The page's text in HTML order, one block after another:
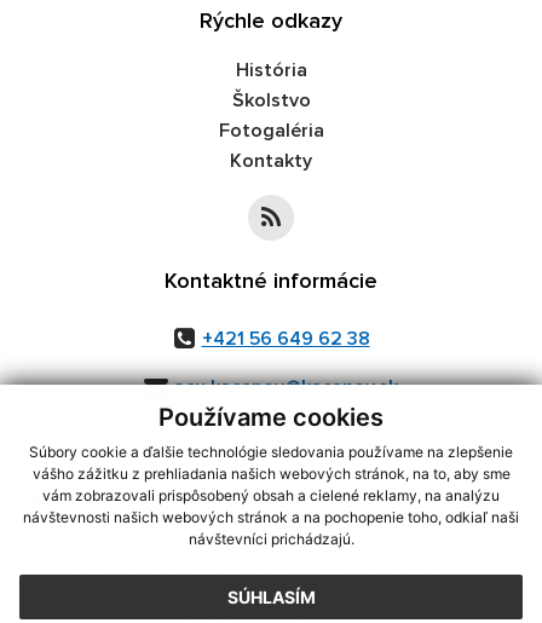
Používame cookies
Súbory cookie a ďalšie technológie sledovania používame na zlepšenie
vášho zážitku z prehliadania našich webových stránok, na to, aby sme
vám zobrazovali prispôsobený obsah a cielené reklamy, na analýzu
návštevnosti našich webových stránok a na pochopenie toho, odkiaľ naši
návštevníci prichádzajú.
SÚHLASÍM
Rýchle odkazy
História
Školstvo
Fotogaléria
Kontakty
Kontaktné informácie
+421 56 649 62 38
ocu.kacanov@kacanov.sk
využite možnosť získavania aktuálnych informácií s využitím RSS
CMS systém (redakčný) systém ECHELON 2,Mapa stránok,web portál
webex.digital, s.r.o.,domény,registrácia domény
Posledná aktualizácia:06.08.2026